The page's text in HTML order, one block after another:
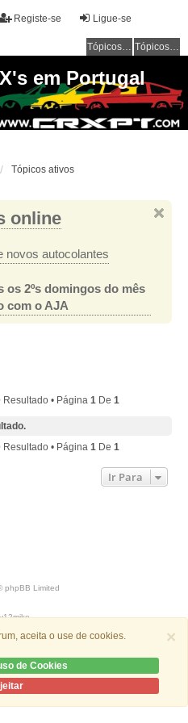
×
aceita o use de cookies.
de Cookies
Ligue-se
Registe-se
Tópicos sem resposta Tópicos ativos
em Portugal
Tópicos ativos
online
novos autocolantes
os 2ºs domingos do mês
com o AJA
• Página 1De 1
• Página 1De 1
Ir Para
phpBB Limited